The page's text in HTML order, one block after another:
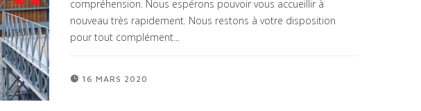
compréhension. Nous espérons pouvoir vous accueillir à
nouveau très rapidement. Nous restons à votre disposition
pour tout complément...
16 MARS 2020